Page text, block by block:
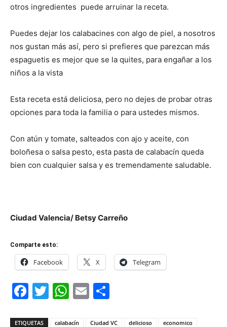
otros ingredientes puede arruinar la receta.
Puedes dejar los calabacines con algo de piel, a nosotros
nos gustan más así, pero si prefieres que parezcan más
espaguetis es mejor que se la quites, para engañar a los
niños a la vista
Esta receta está deliciosa, pero no dejes de probar otras
opciones para toda la familia o para ustedes mismos.
Con atún y tomate, salteados con ajo y aceite, con
boloñesa o salsa pesto, esta pasta de calabacín queda
bien con cualquier salsa y es tremendamente saludable.
Ciudad Valencia/ Betsy Carreño
Comparte esto:
Facebook X Telegram
Facebook
Twitter
WhatsApp
Email
ETIQUETAS calabacín Ciudad VC delicioso
economico